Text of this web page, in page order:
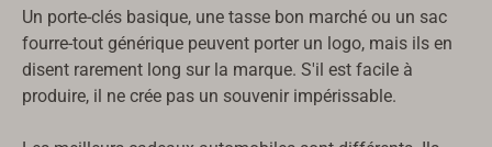
Un porte-clés basique, une tasse bon marché ou un sac
fourre-tout générique peuvent porter un logo, mais ils en
disent rarement long sur la marque. S'il est facile à
produire, il ne crée pas un souvenir impérissable.